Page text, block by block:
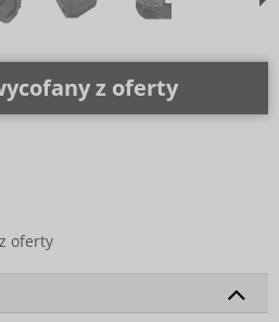
z oferty
oferty